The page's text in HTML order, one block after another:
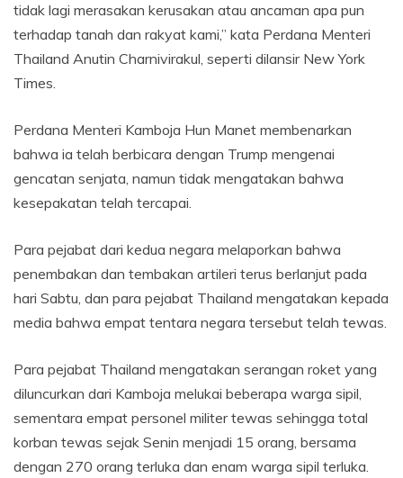
tidak lagi merasakan kerusakan atau ancaman apa pun
terhadap tanah dan rakyat kami,” kata Perdana Menteri
Thailand Anutin Charnivirakul, seperti dilansir New York
Times.
Perdana Menteri Kamboja Hun Manet membenarkan
bahwa ia telah berbicara dengan Trump mengenai
gencatan senjata, namun tidak mengatakan bahwa
kesepakatan telah tercapai.
Para pejabat dari kedua negara melaporkan bahwa
penembakan dan tembakan artileri terus berlanjut pada
hari Sabtu, dan para pejabat Thailand mengatakan kepada
media bahwa empat tentara negara tersebut telah tewas.
Para pejabat Thailand mengatakan serangan roket yang
diluncurkan dari Kamboja melukai beberapa warga sipil,
sementara empat personel militer tewas sehingga total
korban tewas sejak Senin menjadi 15 orang, bersama
dengan 270 orang terluka dan enam warga sipil terluka.